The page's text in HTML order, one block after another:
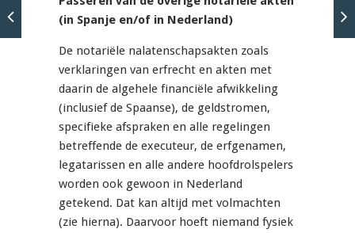
(in Spanje en/of in Nederland)
De notariële nalatenschapsakten zoals
verklaringen van erfrecht en akten met
daarin de algehele financiële afwikkeling
(inclusief de Spaanse), de geldstromen,
specifieke afspraken en alle regelingen
betreffende de executeur, de erfgenamen,
legatarissen en alle andere hoofdrolspelers
worden ook gewoon in Nederland
getekend. Dat kan altijd met volmachten
(zie hierna). Daarvoor hoeft niemand fysiek